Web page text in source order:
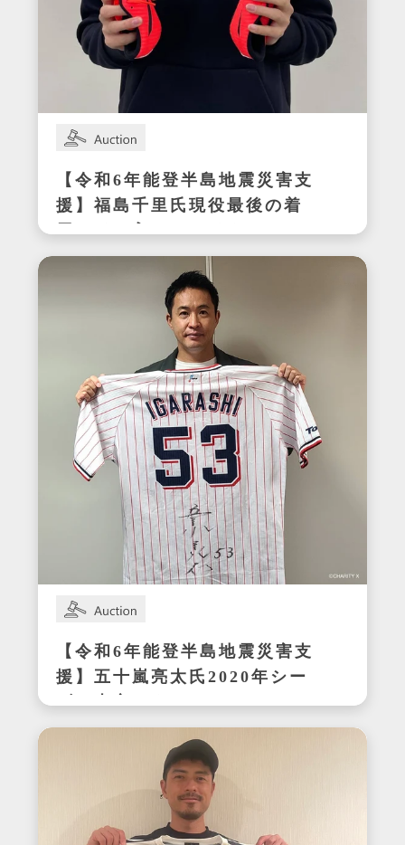
【令和6年能登半島地震災害支
援】福島千里氏現役最後の着
用サイン入りスパイク
【令和6年能登半島地震災害支
援】五十嵐亮太氏2020年シー
ズン東京ヤクルトスワローズ
在籍時の着用サイン入りユニ